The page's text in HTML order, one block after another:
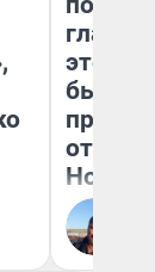
этого
бьет
отзыв
Нолана